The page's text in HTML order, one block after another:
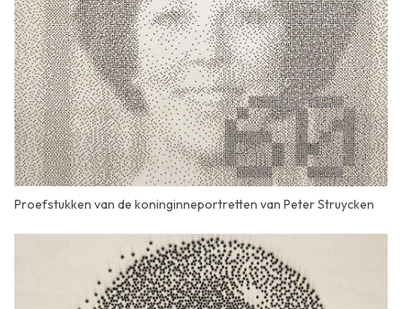
Proefstukken van de koninginneportretten van Peter Struycken